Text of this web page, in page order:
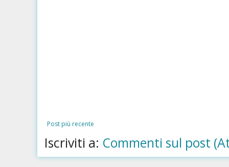
Post più recente
Iscriviti a: Commenti sul post